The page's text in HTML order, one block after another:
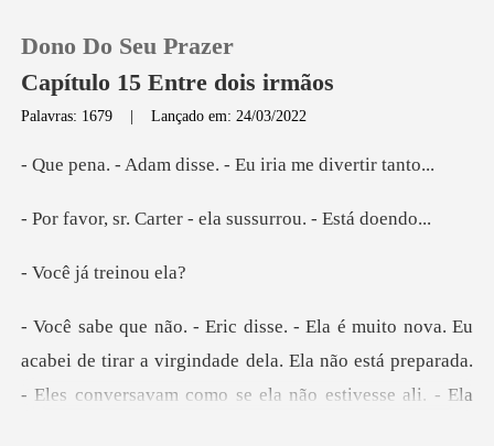
Loja
Histórico
Sair
Dono Do Seu Prazer
Capítulo 15 Entre dois irmãos
Palavras: 1679 |Lançado em: 24/03/2022
disse. - Eu iria me
rter - ela sussurro
já trei
ar a virgindade dela. Ela não está preparada.
- Eles conversavam como s